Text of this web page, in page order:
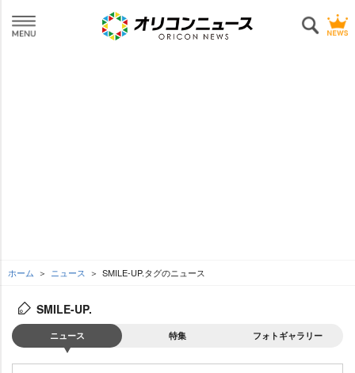
ホーム ニュース SMILE-UP.タグのニュース
SMILE-UP.
ニュース 特集 フォトギャラリー